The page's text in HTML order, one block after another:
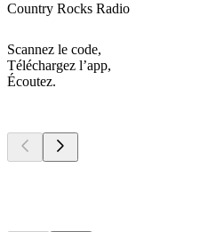
Country Rocks Radio
Scannez le code,
Téléchargez l’app,
Écoutez.